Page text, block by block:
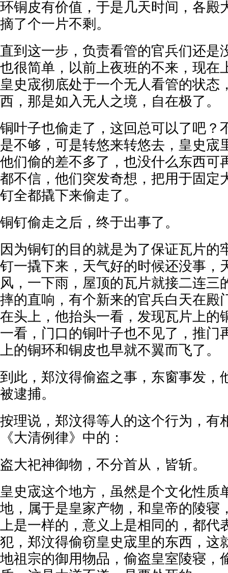
环铜皮有价值，于是几天时间，各殿
摘了个一片不剩。
直到这一步，负责看管的官兵们还是
也很简单，以前上夜班的不来，现在
皇史宬彻底处于一个无人看管的状态
西，那是如入无人之境，自在极了。
铜叶子也偷走了，这回总可以了吧？
是不够，可是转悠来转悠去，皇史宬
他们偷的差不多了，也没什么东西
都不信，他们突发奇想，把用于固定
钉全都撬下来偷走了。
铜钉偷走之后，终于出事了。
因为铜钉的目的就是为了保证瓦片的
钉一撬下来，天气好的时候还没事，
风，一下雨，屋顶的瓦片就接二连三
摔的直响，有个新来的官兵白天在殿
在头上，他抬头一看，发现瓦片上的
一看，门口的铜叶子也不见了，推门
上的铜环和铜皮也早就不翼而飞了。
到此，郑汶得偷盗之事，东窗事发，
被逮捕。
按理说，郑汶得等人的这个行为，有
《大清例律》中的：
盗大祀神御物，不分首从，皆斩。
皇史宬这个地方，虽然是个文化性质
地，属于是皇家产物，和皇帝的陵寝
上是一样的，意义上是相同的，都代
犯，郑汶得偷窃皇史宬里的东西，这
地祖宗的御用物品，偷盗皇室陵寝，